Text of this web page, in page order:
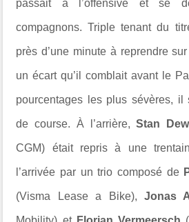
passait à l’offensive et se
compagnons. Triple tenant du
près d’une minute à reprendre
un écart qu’il comblait avant le
pourcentages les plus sévères, il
de course. À l’arrière,Stan
CGM) était repris à une
l’arrivée par un trio composé de
(Visma Lease a Bike), Jonas